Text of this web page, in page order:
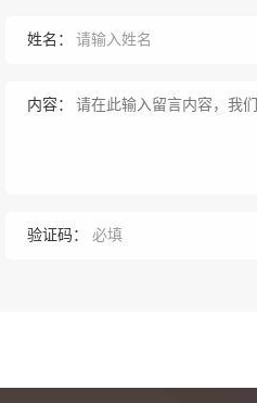
姓名：
内容：
验证码：